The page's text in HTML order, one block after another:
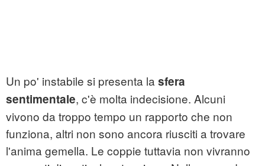
Un po' instabile si presenta la sfera
sentimentale, c'è molta indecisione. Alcuni
vivono da troppo tempo un rapporto che non
funziona, altri non sono ancora riusciti a trovare
l'anima gemella. Le coppie tuttavia non vivranno